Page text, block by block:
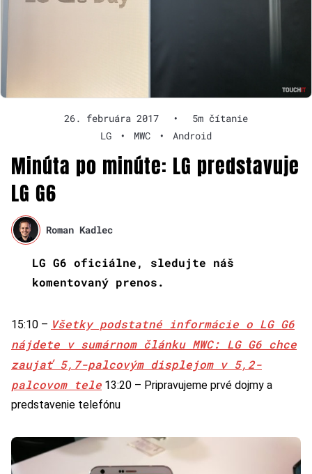
26. februára 2017 •
5m čítanie
LG
• MWC • Android
Minúta po minúte: LG predstavuje
LG G6
Roman Kadlec
LG G6 oficiálne, sledujte náš
komentovaný prenos.
15:10 – Všetky podstatné informácie o LG G6
nájdete v sumárnom článku MWC: LG G6 chce
zaujať 5,7-palcovým displejom v 5,2-
palcovom tele 13:20 – Pripravujeme prvé dojmy a
predstavenie telefónu